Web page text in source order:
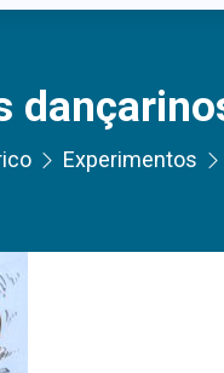
Experimentos